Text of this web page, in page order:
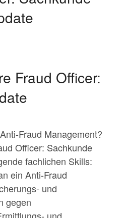
Fraud Officer:
Fraud Management?
Officer: Sachkunde
fachlichen Skills:
ein Anti-Fraud
und
gegen